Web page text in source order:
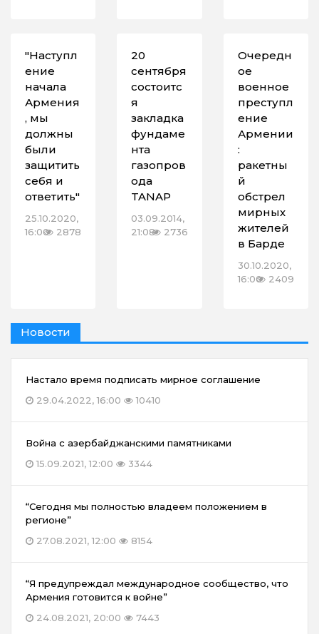
"Наступл
ение
начала
Армения
, мы
должны
были
защитить
себя и
ответить"
25.10.2020,
16:00
2878
20
сентября
состоитс
я
закладка
фундаме
нта
газопров
ода
TANAP
03.09.2014,
21:08 2736
Очередн
ое
военное
преступл
ение
Армении
:
ракетны
й
обстрел
мирных
жителей
в Барде
30.10.2020,
16:00 2409
Новости
Настало время подписать мирное соглашение
29.04.2022, 16:00
10410
Война с азербайджанскими памятниками
15.09.2021, 12:00
3344
“Сегодня мы полностью владеем положением в
регионе”
27.08.2021, 12:00
8154
“Я предупреждал международное сообщество, что
Армения готовится к войне”
24.08.2021, 20:00
7443